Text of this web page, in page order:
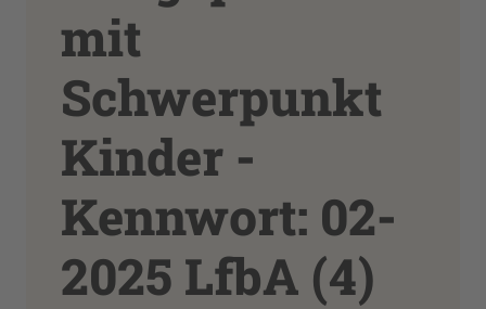
mit
Schwerpunkt
Kinder -
Kennwort: 02-
2025 LfbA (4)